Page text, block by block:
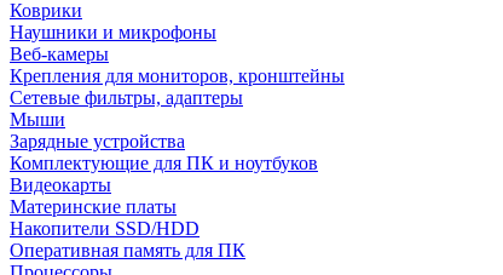
Коврики
Наушники и микрофоны
Веб-камеры
Крепления для мониторов, кронштейны
Сетевые фильтры, адаптеры
Мыши
Зарядные устройства
Комплектующие для ПК и ноутбуков
Видеокарты
Материнские платы
Накопители SSD/HDD
Оперативная память для ПК